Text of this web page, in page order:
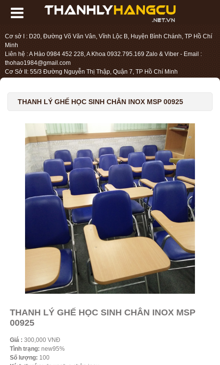
Cơ sở I : D20, Đường Võ Văn Vân, Vĩnh Lộc B, Huyện Bình Chánh, TP Hồ Chí
Minh
Liên hệ : A Hào 0984 452 228, A Khoa 0932.795.169 Zalo & Viber - Email :
thohao1984@gmail.com
Cơ Sở II: 55/3 Đường Nguyễn Thị Thập, Quận 7, TP Hồ Chí Minh
THANH LÝ GHẾ HỌC SINH CHÂN INOX MSP 00925
THANH LÝ GHẾ HỌC SINH CHÂN INOX MSP
00925
Giá : 300,000 VNĐ
Tình trạng: new95%
Số lượng: 100